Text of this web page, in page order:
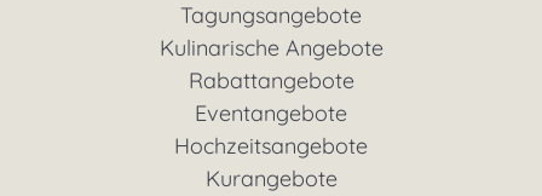
Tagungsangebote
Kulinarische Angebote
Rabattangebote
Eventangebote
Hochzeitsangebote
Kurangebote